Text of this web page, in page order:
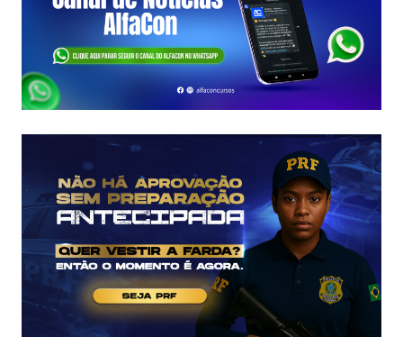
É
ASSINADO
E
EDITAL
SALÁRIOS
A
R$
43
MIL!